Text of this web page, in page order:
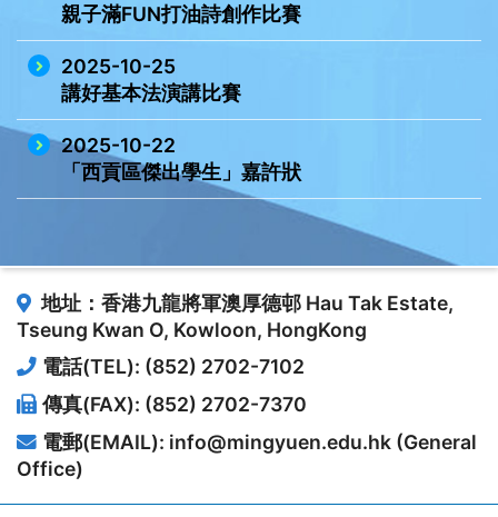
親子滿FUN打油詩創作比賽
2025-10-25
講好基本法演講比賽
2025-10-22
「西貢區傑出學生」嘉許狀
地址：香港九龍將軍澳厚德邨 Hau Tak Estate,
Tseung Kwan O, Kowloon, HongKong
電話(TEL): (852) 2702-7102
傳真(FAX): (852) 2702-7370
電郵(EMAIL): info@mingyuen.edu.hk (General
Office)